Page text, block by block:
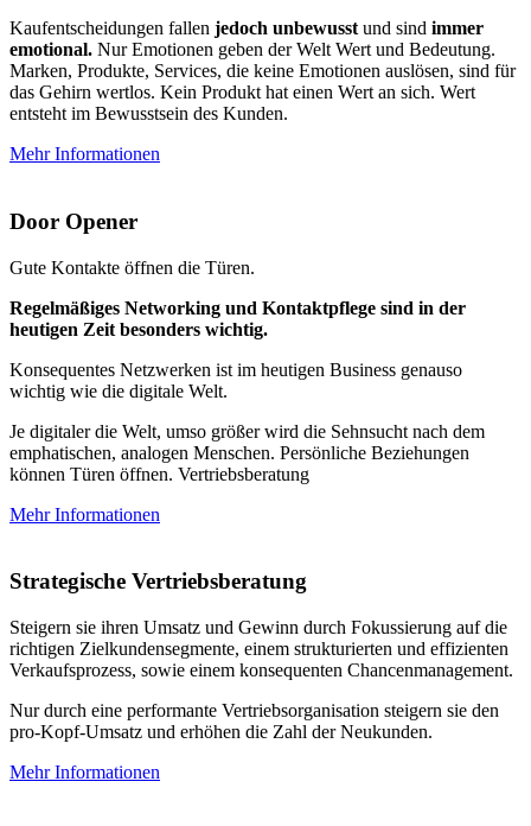
Kaufentscheidungen fallen jedoch unbewusst und sind immer
emotional. Nur Emotionen geben der Welt Wert und Bedeutung.
Marken, Produkte, Services, die keine Emotionen auslösen, sind für
das Gehirn wertlos. Kein Produkt hat einen Wert an sich. Wert
entsteht im Bewusstsein des Kunden.
Mehr Informationen
Door Opener
Gute Kontakte öffnen die Türen.
Regelmäßiges Networking und Kontaktpflege sind in der
heutigen Zeit besonders wichtig.
Konsequentes Netzwerken ist im heutigen Business genauso
wichtig wie die digitale Welt.
Je digitaler die Welt, umso größer wird die Sehnsucht nach dem
emphatischen, analogen Menschen. Persönliche Beziehungen
können Türen öffnen. Vertriebsberatung
Mehr Informationen
Strategische Vertriebsberatung
Steigern sie ihren Umsatz und Gewinn durch Fokussierung auf die
richtigen Zielkundensegmente, einem strukturierten und effizienten
Verkaufsprozess, sowie einem konsequenten Chancenmanagement.
Nur durch eine performante Vertriebsorganisation steigern sie den
pro-Kopf-Umsatz und erhöhen die Zahl der Neukunden.
Mehr Informationen